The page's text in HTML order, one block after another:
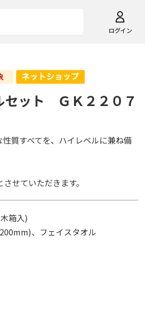
ログイン
セット ＧＫ２２０７
質すべてを、ハイレベルに兼ね備
せていただきます。
箱入)
、フェイスタオル